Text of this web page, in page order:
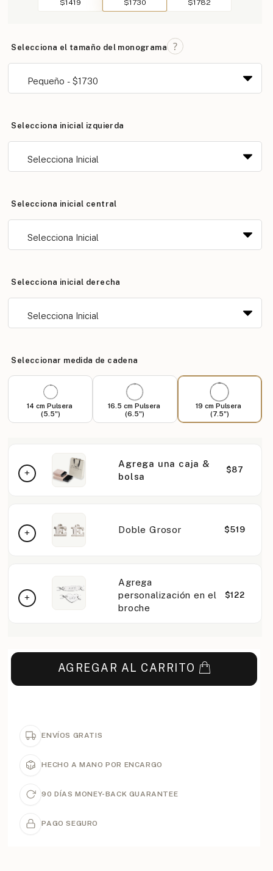
$1419
$1730
$1782
Selecciona el tamaño del monograma
Selecciona inicial izquierda
Selecciona inicial central
Selecciona inicial derecha
Seleccionar medida de cadena
14 cm Pulsera
(5.5")
16.5 cm Pulsera
(6.5")
19 cm Pulsera
(7.5")
Agrega una caja &
bolsa
$87
Doble Grosor $519
Agrega
personalización en el
broche
$122
AGREGAR AL CARRITO
ENVÍOS GRATIS
HECHO A MANO POR ENCARGO
90 DÍAS MONEY-BACK GUARANTEE
PAGO SEGURO